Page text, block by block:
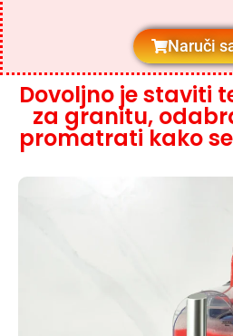
Naruči
Dovoljno je staviti
za granitu,
promatrati kako